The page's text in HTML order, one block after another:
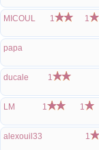
MICOUL 1 1
papa
ducale 1
LM 1 1
alexouil33 1